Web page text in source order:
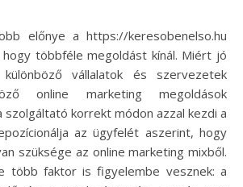
előnye a https://keresobenelso.hu
hogy többféle megoldást kínál. Miért jó
vállalatok és szervezetek
online marketing megoldások
szolgáltató korrekt módon azzal kezdi a
az ügyfelét aszerint, hogy
szüksége az online marketing mixből.
több faktor is figyelembe vesznek: a